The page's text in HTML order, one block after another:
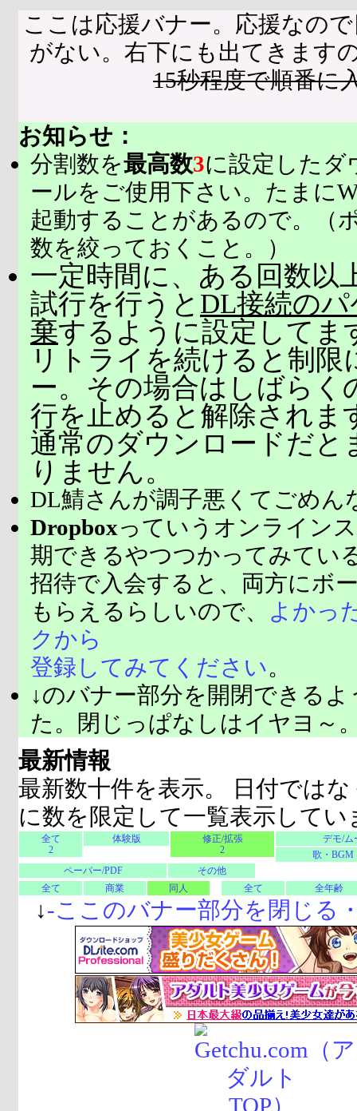
ここは応援バナー。応援なの
がない。右下にも出てきます
15秒程度で順番に
お知らせ：
分割数を最高数3に設定したダ
ールをご使用下さい。たまに
起動することがあるので。（
数を絞っておくこと。）
一定時間に、ある回数以
試行を行うと DL接続の
棄するように設定してま
リトライを続けると制限
ー。その場合はしばらく
行を止めると解除されま
通常のダウンロードだと
りません。
DL鯖さんが調子悪くてごめん
Dropboxっていうオンライン
期できるやつつかってみてい
招待で入会すると、両方にボ
もらえるらしいので、
よかっ
クから
登録してみてください。
↓のバナー部分を開閉できる
た。閉じっぱなしはイヤヨ～
最新情報
最新数十件を表示。 日付では
に数を限定して一覧表示してい
全て
2
体験版
修正/拡張
2
デモ/ム
歌・BGM
ペーパー/PDF
その他
全て
商業 同人 全て 全年齢
↓-ここのバナー部分を閉じる